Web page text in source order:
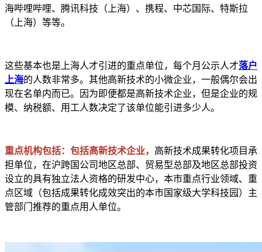
海哔哩哔哩、腾讯科技（上海）、携程、中芯国际、特斯拉
（上海）等等。
这些基本也是上海人才引进的重点单位，每个月公示人才落户
上海的人数非常多。其他高新技术的小微企业，一般偶尔会出
现在名单内而已。因为即便都是高新技术企业，但是企业的规
模、纳税额、用工人数决定了该单位能引进多少人。
重点机构包括：包括高新技术企业， 高新技术成果转化项目承
担单位，在沪跨国公司地区总部、贸易型总部及地区总部投资
设立的具有独立法人资格的研发中心，本市重点行业领域、重
点区域（包括成果转化成效突出的本市国家级大学科技园）主
管部门推荐的重点用人单位。